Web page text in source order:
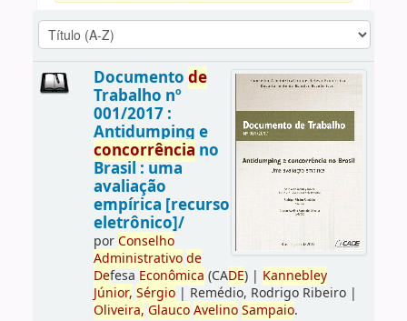
Documento de
Trabalho nº
001/2017 :
Antidumping e
concorrência no
Brasil : uma
avaliação
empírica [recurso
eletrônico]/
porConselho
Administrativo de
Defesa Econômica (CADE)| Kannebley
Júnior, Sérgio| Remédio, Rodrigo Ribeiro|
Oliveira, Glauco Avelino Sampaio.